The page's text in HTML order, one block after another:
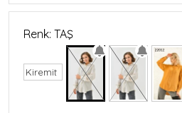
Renk: TAŞ
Kiremit